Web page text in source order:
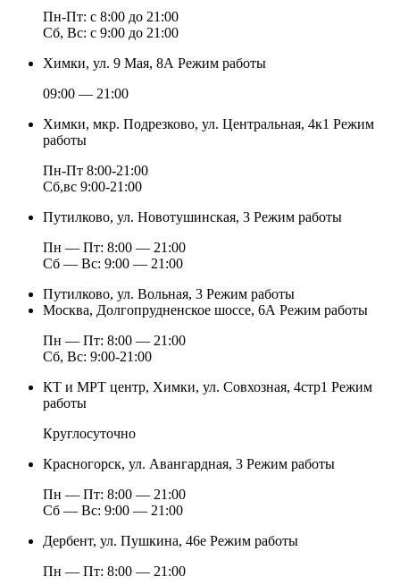
Пн-Пт: с 8:00 до 21:00
Сб, Вс: с 9:00 до 21:00
Химки, ул. 9 Мая, 8А Режим работы
09:00 — 21:00
Химки, мкр. Подрезково, ул. Центральная, 4к1 Режим
работы
Пн-Пт 8:00-21:00
Сб,вс 9:00-21:00
Путилково, ул. Новотушинская, 3 Режим работы
Пн — Пт: 8:00 — 21:00
Сб — Вс: 9:00 — 21:00
Путилково, ул. Вольная, 3 Режим работы
Москва, Долгопрудненское шоссе, 6А Режим работы
Пн — Пт: 8:00 — 21:00
Сб, Вс: 9:00-21:00
КТ и МРТ центр, Химки, ул. Совхозная, 4стр1 Режим
работы
Круглосуточно
Красногорск, ул. Авангардная, 3 Режим работы
Пн — Пт: 8:00 — 21:00
Сб — Вс: 9:00 — 21:00
Дербент, ул. Пушкина, 46е Режим работы
Пн — Пт: 8:00 — 21:00